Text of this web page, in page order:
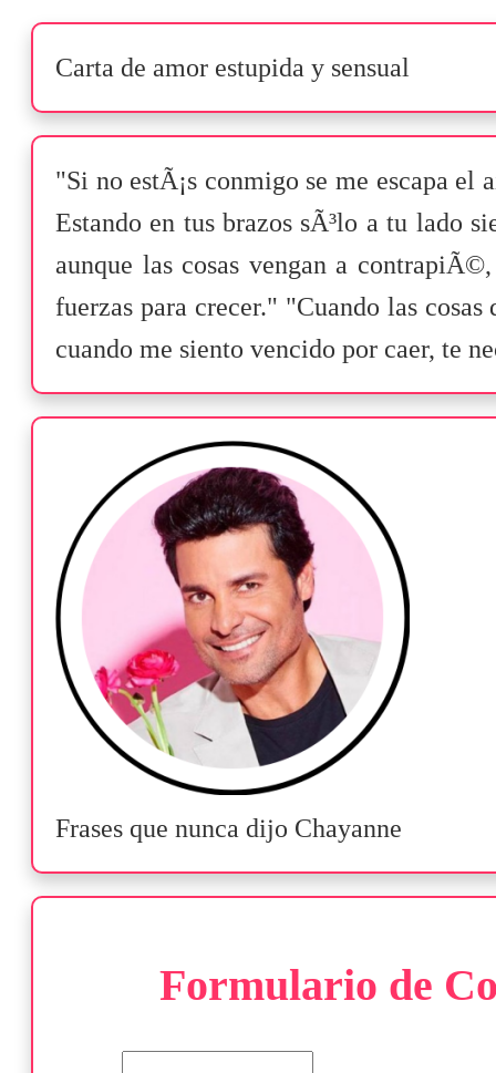
Carta de amor estupida y sensual
"Si no estÃ¡s conmigo se me escapa el
Estando en tus brazos sÃ³lo a tu lado
aunque las cosas vengan a
fuerzas para crecer." "Cuando las
cuando me siento vencido por caer, te
Frases que nunca dijo Chayanne
Formulario de